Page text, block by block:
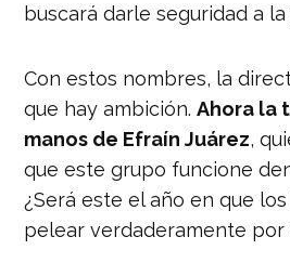
buscará darle seguridad a
Con estos nombres, la
que hay ambición.Ahora la
manos de Efraín Juárez,
que este grupo funcione
¿Será este el año en que
pelear verdaderamente por